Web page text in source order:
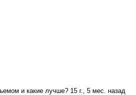
и какие лучше? 15 г., 5 мес. назад